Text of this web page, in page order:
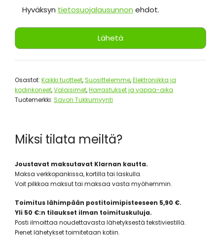
Hyväksyn tietosuojalausunnon ehdot.
Osastot: Kaikki tuotteet,Suosittelemme,Elektroniikka ja
kodinkoneet,Valaisimet,Harrastukset ja vapaa-aika
Tuotemerkki: Savon Tukkumyynti
Miksi tilata meiltä?
Joustavat maksutavat Klarnan kautta.
Maksa verkkopankissa, kortilla tai laskulla.
Voit pilkkoa maksut tai maksaa vasta myöhemmin.
Toimitus lähimpään postitoimipisteeseen 5,90 €.
Yli 50 €:n tilaukset ilman toimituskuluja.
Posti ilmoittaa noudettavasta lähetyksestä tekstiviestillä.
Pienet lähetykset toimitetaan kotiin.